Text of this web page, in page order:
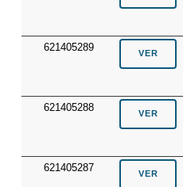
621405289
621405288
621405287